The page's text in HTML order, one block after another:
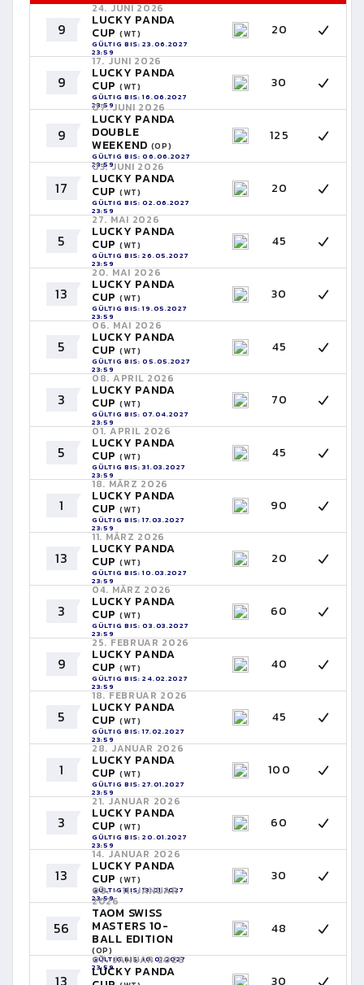
9
24. JUNI 2026
LUCKY PANDA
CUP (WT)
GÜLTIG BIS: 23.06.2027
23:59
20
9
17. JUNI 2026
LUCKY PANDA
CUP (WT)
GÜLTIG BIS: 16.06.2027
23:59
30
9
07. JUNI 2026
LUCKY PANDA
DOUBLE
WEEKEND (OP)
GÜLTIG BIS: 06.06.2027
23:59
125
17
03. JUNI 2026
LUCKY PANDA
CUP (WT)
GÜLTIG BIS: 02.06.2027
23:59
20
5
27. MAI 2026
LUCKY PANDA
CUP (WT)
GÜLTIG BIS: 26.05.2027
23:59
45
13
20. MAI 2026
LUCKY PANDA
CUP (WT)
GÜLTIG BIS: 19.05.2027
23:59
30
5
06. MAI 2026
LUCKY PANDA
CUP (WT)
GÜLTIG BIS: 05.05.2027
23:59
45
3
08. APRIL 2026
LUCKY PANDA
CUP (WT)
GÜLTIG BIS: 07.04.2027
23:59
70
5
01. APRIL 2026
LUCKY PANDA
CUP (WT)
GÜLTIG BIS: 31.03.2027
23:59
45
1
18. MÄRZ 2026
LUCKY PANDA
CUP (WT)
GÜLTIG BIS: 17.03.2027
23:59
90
13
11. MÄRZ 2026
LUCKY PANDA
CUP (WT)
GÜLTIG BIS: 10.03.2027
23:59
20
3
04. MÄRZ 2026
LUCKY PANDA
CUP (WT)
GÜLTIG BIS: 03.03.2027
23:59
60
9
25. FEBRUAR 2026
LUCKY PANDA
CUP (WT)
GÜLTIG BIS: 24.02.2027
23:59
40
5
18. FEBRUAR 2026
LUCKY PANDA
CUP (WT)
GÜLTIG BIS: 17.02.2027
23:59
45
1
28. JANUAR 2026
LUCKY PANDA
CUP (WT)
GÜLTIG BIS: 27.01.2027
23:59
100
3
21. JANUAR 2026
LUCKY PANDA
CUP (WT)
GÜLTIG BIS: 20.01.2027
23:59
60
13
14. JANUAR 2026
LUCKY PANDA
CUP (WT)
GÜLTIG BIS: 13.01.2027
23:59
30
56
09. - 11. JANUAR
2026
TAOM SWISS
MASTERS 10-
BALL EDITION
(OP)
GÜLTIG BIS: 10.01.2027
23:59
48
13
07. JANUAR 2026
LUCKY PANDA
30